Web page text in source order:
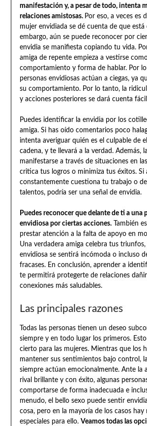
manifestación y, a pesar de todo, intenta
relaciones amistosas. Por eso, a veces es
mujer envidiada se dé cuenta de que está
embargo, aún se puede reconocer por
envidia se manifiesta copiando tu vida.
amiga de repente empieza a vestirse
comportamiento y forma de hablar. Por lo
personas envidiosas actúan a ciegas, ya
su comportamiento. Por lo tanto, la
y acciones posteriores se dará cuenta
Puedes identificar la envidia por los
amiga. Si has oído comentarios poco
intenta averiguar quién es el culpable de
cadena, y te llevará a la verdad. Además,
manifestarse a través de situaciones en
critica tus logros o minimiza tus éxitos. Si
constantemente cuestiona tu trabajo o
talentos, podría ser una señal de envidia.
Puedes reconocer que delante de ti a una
envidiosa por ciertas acciones.También
prestar atención a la falta de apoyo en
Una verdadera amiga celebra tus
envidiosa se sentirá incómoda o incluso
fracases. En conclusión, aprender a
te permitirá protegerte de relaciones
conexiones más saludables.
Las principales razones
Todas las personas tienen un deseo
siempre y en todo lugar los primeros.
cierto para las mujeres. Mientras que los
mantener sus sentimientos bajo control,
siempre actúan emocionalmente. Ante la
rival brillante y con éxito, algunas
comportarse de forma inadecuada e
menudo, el bello sexo puede sentir
cosa, pero en la mayoría de los casos hay
especiales para ello. Veamos todas las